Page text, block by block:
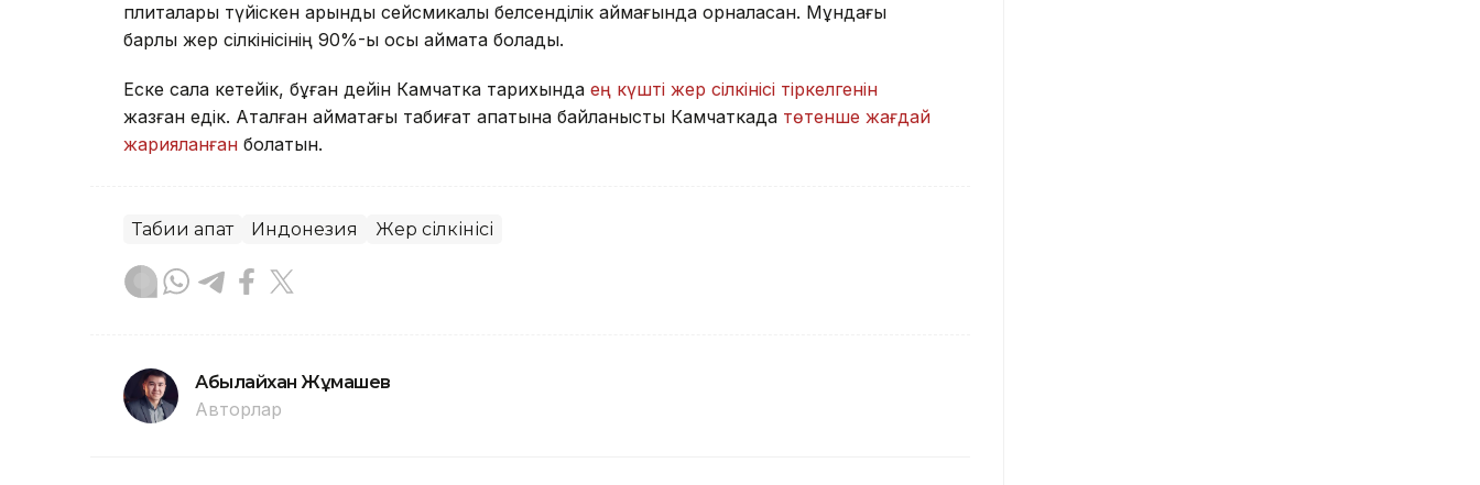
плиталары түйіскен қарқынды сейсмикалық белсенділік аймағында орналасқан. Мұндағы
барлық жер сілкінісінің 90%-ы осы аймақта болады.
Еске сала кетейік, бұған дейін Камчатка тарихында ең күшті жер сілкінісі тіркелгенін
жазған едік. Аталған аймақтағы табиғат апатына байланысты Камчаткада төтенше жағдай
жарияланған болатын.
Табиғи апат Индонезия Жер сілкінісі
Абылайхан Жұмашев
Авторлар